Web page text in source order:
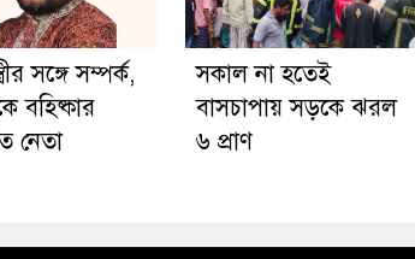
সঙ্গে সম্পর্ক,
বহিষ্কার
নেতা
সকাল না হতেই
বাসচাপায় সড়কে ঝরল
৬ প্রাণ